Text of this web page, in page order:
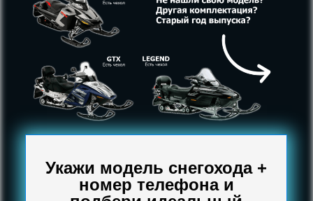
Укажи модель снегохода +
номер телефона и